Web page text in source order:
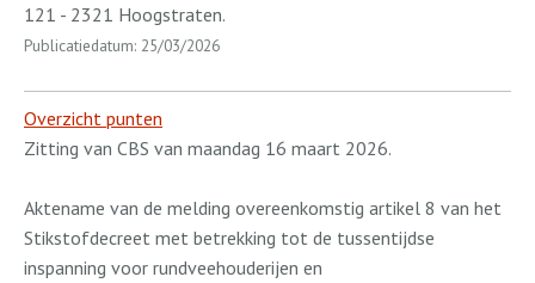
121 - 2321 Hoogstraten.
Publicatiedatum: 25/03/2026
Overzicht punten
Zitting van CBS van maandag 16 maart 2026.
Aktename van de melding overeenkomstig artikel 8 van het
Stikstofdecreet met betrekking tot de tussentijdse
inspanning voor rundveehouderijen en